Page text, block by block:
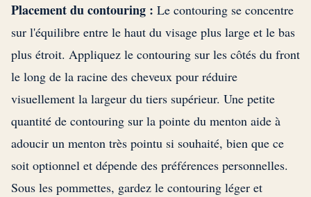
Placement du contouring : Le contouring se concentre
sur l'équilibre entre le haut du visage plus large et le bas
plus étroit. Appliquez le contouring sur les côtés du front
le long de la racine des cheveux pour réduire
visuellement la largeur du tiers supérieur. Une petite
quantité de contouring sur la pointe du menton aide à
adoucir un menton très pointu si souhaité, bien que ce
soit optionnel et dépende des préférences personnelles.
Sous les pommettes, gardez le contouring léger et